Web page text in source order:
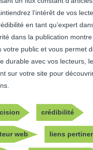
l’intérêt de vos
en tant qu’expert
dans la publication
votre public et vous permet
durable avec vos lecteurs,
sur votre site pour
crédibilité
web liens